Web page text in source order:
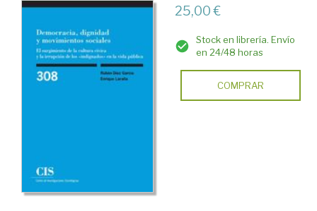
25,00 €
Stock en librería. Envío
en 24/48 horas
COMPRAR